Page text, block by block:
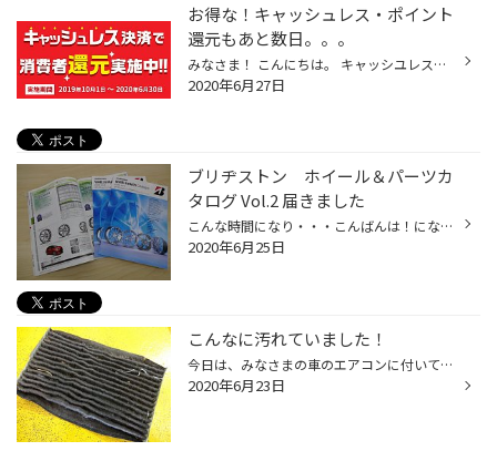
お得な！キャッシュレス・ポイント
還元もあと数日。。。
みなさま！ こんにちは。 キャッシユレス・ポイント還元事業も６月末で終了となります。 今月中の購入であれば、カード決済で２％還元できます。 （カード会社により対応できない場合もあります。） ぜひ、何か当店で必要な物があれば・・・今月中がお得です！タイヤ・アルミホイール・作業工賃・バ...
2020年6月27日
ブリヂストン ホイール＆パーツカ
タログ Vol.2 届きました
こんな時間になり・・・こんばんは！になってしまいました。 本日、２０２０ Vol.2 ブリヂストン ＷＨＥＥＬ＆ＰＡＲＴＳ Ｃａｔａｌｏｇｕｅ が届きました。一部、前モデルと入れ替わりで新商品が発売されます。 人気のＢＡＬＭＩＮＵＭ ＴＲ１０が在庫のみの販売になり 新商品 ＢＡＬＭＩＮＵＭ ...
2020年6月25日
こんなに汚れていました！
今日は、みなさまの車のエアコンに付いているエアコンフィルターの汚れについて・・・ 最近の事なのですが、たて続けにエアコンフィルタ－交換で取外したフィルターが この様な状態で・・・私もお客様もビックリ！！中古で購入していたため、交換の記録もなく点検してみた結果がこれです。 直ちに新...
2020年6月23日